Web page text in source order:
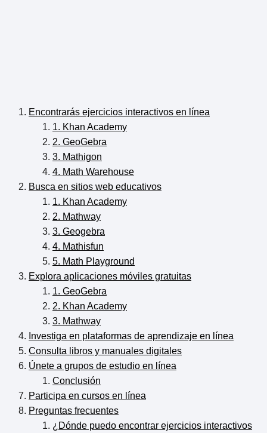
Encontrarás ejercicios interactivos en línea
1. Khan Academy
2. GeoGebra
3. Mathigon
4. Math Warehouse
Busca en sitios web educativos
1. Khan Academy
2. Mathway
3. Geogebra
4. Mathisfun
5. Math Playground
Explora aplicaciones móviles gratuitas
1. GeoGebra
2. Khan Academy
3. Mathway
Investiga en plataformas de aprendizaje en línea
Consulta libros y manuales digitales
Únete a grupos de estudio en línea
Conclusión
Participa en cursos en línea
Preguntas frecuentes
¿Dónde puedo encontrar ejercicios interactivos